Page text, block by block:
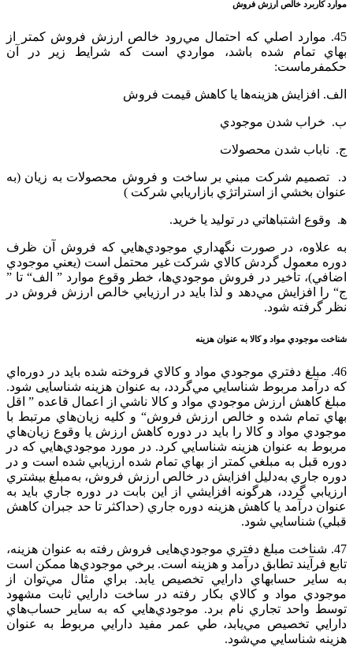
موارد كاربرد خالص‌ ارزش‌ فروش‌
45. موارد اصلي‌ كه‌ احتمال‌ مي‌رود خالص‌ ارزش‌ فروش‌ كمتر از
بهاي‌ تمام‌ شده‌ باشد، مواردي‌ است‌ كه‌ شرايط‌ زير در آن‌
حكمفرماست‌:
الف‌. افزايش‌ هزينه‌ها يا كاهش‌ قيمت‌ فروش
ب‌. خراب‌ شدن‌ موجودي
ج. ناباب‌ شدن‌ محصولات
د. تصميم‌ شركت‌ مبني‌ بر ساخت‌ و فروش‌ محصولات‌ به‌ زيان‌ (به
عنوان‌ بخشي‌ از استراتژي‌ بازاريابي‌ شركت‌ )
ﻫ. وقوع‌ اشتباهاتي‌ در توليد يا خريد.
به‌ علاوه‌، در صورت‌ نگهداري‌ موجودي‌هايي‌ كه‌ فروش‌ آن‌ ظرف‌
دوره‌ معمول‌ گردش‌ كالاي‌ شركت‌ غير محتمل‌ است‌ (يعني‌ موجودي‌
اضافي‌)، تأخير در فروش‌ موجودي‌ها، خطر وقوع‌ موارد ” الف‌“ تا ”
ج‌“ را افزايش‌ مي‌دهد و لذا بايد در ارزيابي‌ خالص‌ ارزش‌ فروش‌ در
نظر گرفته‌ شود.
شناخت‌ موجودي‌ مواد و کالا به عنوان‌ هزينه‌
46. مبلغ‌ دفتري‌ موجودي‌ مواد و کالاي‌ فروخته‌ شده‌ بايد در دوره‌اي‌
كه‌ درآمد مربوط‌ شناسايي‌ مي‌گردد، به عنوان‌ هزينه‌ شناسايی شود.
مبلغ‌ كاهش‌ ارزش‌ موجودي‌ مواد و کالا ناشي‌ از اعمال‌ قاعده‌ ” اقل‌
بهاي‌ تمام‌ شده‌ و خالص‌ ارزش‌ فروش‌“ و كليه‌ زيان‌هاي‌ مرتبط‌ با
موجودي‌ مواد و کالا را بايد در دوره‌ كاهش‌ ارزش‌ يا وقوع‌ زيان‌هاي‌
مربوط‌ به عنوان‌ هزينه‌ شناسايي‌ كرد. در مورد موجودي‌هايي‌ كه‌ در
دوره‌ قبل‌ به‌ مبلغي‌ كمتر از بهاي‌ تمام‌ شده‌ ارزيابي‌ شده‌ است‌ و در
دوره‌ جاري‌ به‌دليل‌ افزايش‌ در خالص‌ ارزش‌ فروش‌، به‌مبلغ‌ بيشتري‌
ارزيابي‌ گردد، هرگونه‌ افزايشي‌ از اين‌ بابت‌ در دوره‌ جاري‌ بايد به
عنوان‌ درآمد يا كاهش‌ هزينه‌ دوره‌ جاري‌ (حداكثر تا حد جبران‌ كاهش‌
قبلي‌) شناسايي‌ شود.
47. شناخت‌ مبلغ‌ دفتري‌ موجودي‌هايی فروش‌ رفته‌ به عنوان‌ هزينه‌،
تابع‌ فرآيند تطابق‌ درآمد و هزينه‌ است‌. برخي‌ موجودي‌ها ممكن‌ است‌
به‌ ساير حسابهاي‌ دارايي‌ تخصيص‌ يابد. براي‌ مثال‌ مي‌توان‌ از
موجودي‌ مواد و کالاي‌ بكار رفته‌ در ساخت‌ دارايي‌ ثابت‌ مشهود
توسط‌ واحد تجاري‌ نام‌ برد. موجودي‌هايي‌ كه‌ به‌ ساير حساب‌هاي‌
دارايي‌ تخصيص‌ مي‌يابد، طي‌ عمر مفيد دارايي‌ مربوط‌ به عنوان‌
هزينه‌ شناسايي‌ مي‌شود.